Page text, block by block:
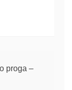
proga –